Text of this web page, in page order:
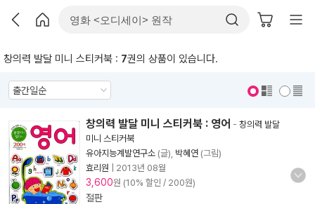
창의력 발달 미니 스티커북 : 7권의 상품이 있습니다.
창의력 발달 미니 스티커북 : 영어 - 창의력 발달
미니 스티커북
유아지능계발연구소 (글), 박혜연 (그림)
효리원
2013년 08월
3,600원 (10% 할인 / 200원)
절판